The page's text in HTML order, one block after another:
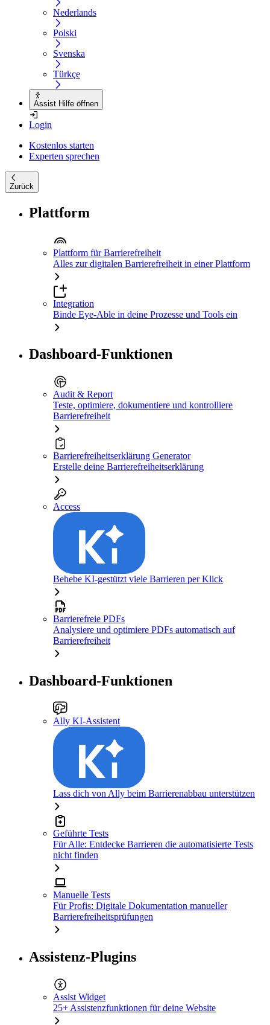
Nederlands
Polski
Svenska
Türkçe
Assist Hilfe öffnen
Login
Kostenlos starten
Experten sprechen
Zurück
Plattform
Plattform für Barrierefreiheit
Alles zur digitalen Barrierefreiheit in einer Plattform
Integration
Binde Eye-Able in deine Prozesse und Tools ein
Dashboard-Funktionen
Audit & Report
Teste, optimiere, dokumentiere und kontrolliere
Barrierefreiheit
Barrierefreiheitserklärung Generator
Erstelle deine Barrierefreiheitserklärung
Access
Behebe KI-gestützt viele Barrieren per Klick
Barrierefreie PDFs
Analysiere und optimiere PDFs automatisch auf
Barrierefreiheit
Dashboard-Funktionen
Ally KI-Assistent
Lass dich von Ally beim Barrierenabbau unterstützen
Geführte Tests
Für Alle: Entdecke Barrieren die automatisierte Tests
nicht finden
Manuelle Tests
Für Profis: Digitale Dokumentation manueller
Barrierefreiheitsprüfungen
Assistenz-Plugins
Assist Widget
25+ Assistenzfunktionen für deine Website